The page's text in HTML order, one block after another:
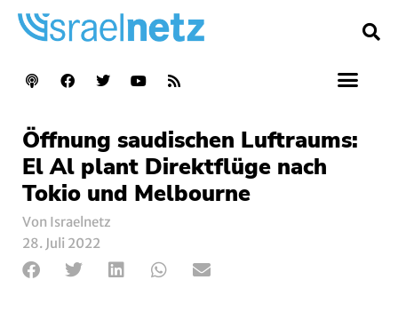
Öffnung saudischen Luftraums:
El Al plant Direktflüge nach
Tokio und Melbourne
Von Israelnetz
28. Juli 2022